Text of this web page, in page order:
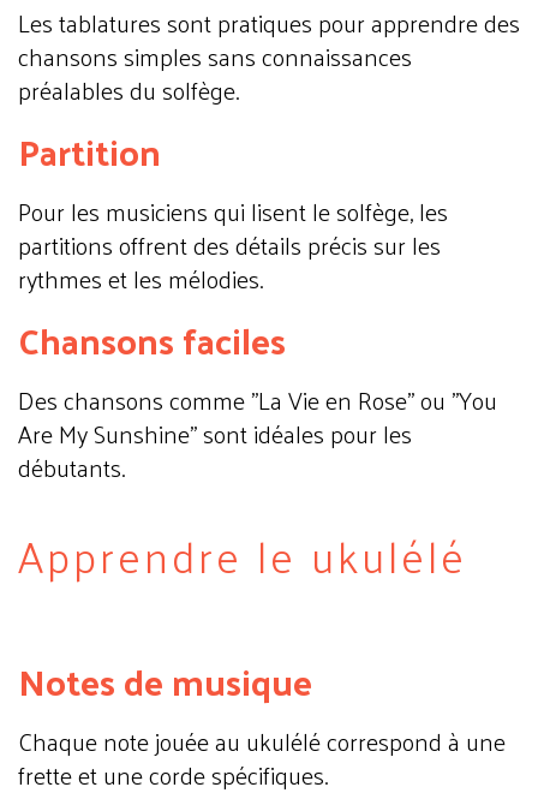
Les tablatures sont pratiques pour apprendre des
chansons simples sans connaissances
préalables du solfège.
Partition
Pour les musiciens qui lisent le solfège, les
partitions offrent des détails précis sur les
rythmes et les mélodies.
Chansons faciles
Des chansons comme "La Vie en Rose" ou "You
Are My Sunshine" sont idéales pour les
débutants.
Apprendre le ukulélé
Notes de musique
Chaque note jouée au ukulélé correspond à une
frette et une corde spécifiques.